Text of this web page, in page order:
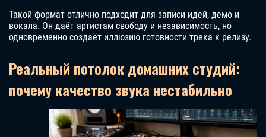
Такой формат отлично подходит для записи идей, демо и
вокала. Он даёт артистам свободу и независимость, но
одновременно создаёт иллюзию готовности трека к релизу.
Реальный потолок домашних студий:
почему качество звука нестабильно